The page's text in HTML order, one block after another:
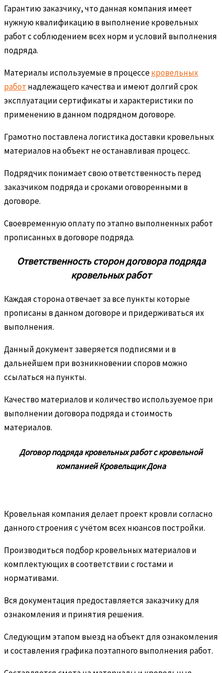
Гарантию заказчику, что данная компания имеет
нужную квалификацию в выполнение кровельных
работ с соблюдением всех норм и условий выполнения
подряда.
Материалы используемые в процессекровельных
работ надлежащего качества и имеют долгий срок
эксплуатации сертификаты и характеристики по
применению в данном подрядном договоре.
Грамотно поставлена логистика доставки кровельных
материалов на объект не останавливая процесс.
Подрядчик понимает свою ответственность перед
заказчиком подряда и сроками оговоренными в
договоре.
Своевременную оплату по этапно выполненных работ
прописанных в договоре подряда.
Ответственность сторон договора подряда
кровельных работ
Каждая сторона отвечает за все пункты которые
прописаны в данном договоре и придерживаться их
выполнения.
Данный документ заверяется подписями и в
дальнейшем при возникновении споров можно
ссылаться на пункты.
Качество материалов и количество используемое при
выполнении договора подряда и стоимость
материалов.
Договор подряда кровельных работ с кровельной
компанией Кровельщик Дона
Кровельная компания делает проект кровли согласно
данного строения с учётом всех нюансов постройки.
Производиться подбор кровельных материалов и
комплектующих в соответствии с гостами и
нормативами.
Вся документация предоставляется заказчику для
ознакомления и принятия решения.
Следующим этапом выезд на объект для ознакомления
и составления графика поэтапного выполнения работ.